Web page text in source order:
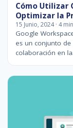
Cómo Utilizar
Optimizar la
15 Junio, 2024 · 4
Google
es un conjunto
colaboración en